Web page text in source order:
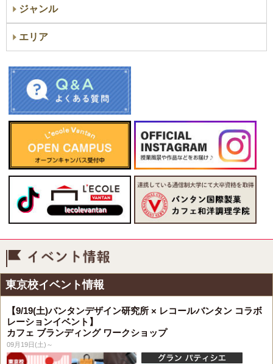
ジャンル
エリア
東京校イベント情報
【9/19(土)バンタンデザイン研究所 × レコールバンタン コラボ
レーションイベント】
カフェ ブランディング ワークショップ
09月19日(土)～